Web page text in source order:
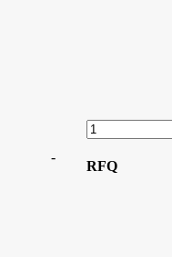
-
RFQ